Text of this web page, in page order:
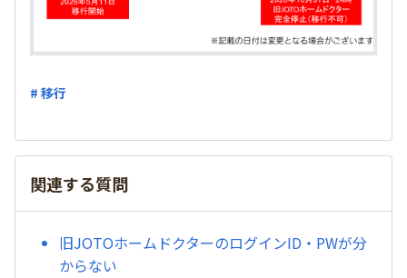
# 移行
関連する質問
旧JOTOホームドクターのログインID・PWが分
からない